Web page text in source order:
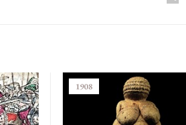
1908